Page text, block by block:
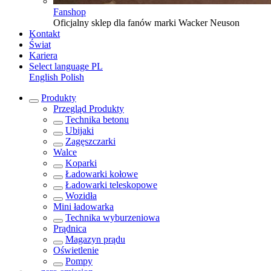
Fanshop
Oficjalny sklep dla fanów marki Wacker Neuson
Kontakt
Świat
Kariera
Select language PL
English Polish
Produkty
Przegląd Produkty
Technika betonu
Ubijaki
Zagęszczarki
Walce
Koparki
Ładowarki kołowe
Ładowarki teleskopowe
Wozidła
Mini ładowarka
Technika wyburzeniowa
Prądnica
Magazyn prądu
Oświetlenie
Pompy